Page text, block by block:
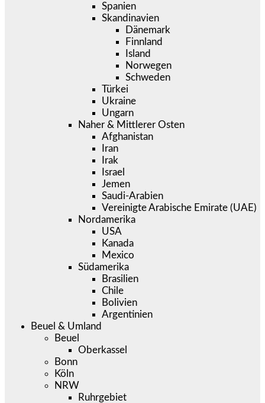
Spanien
Skandinavien
Dänemark
Finnland
Island
Norwegen
Schweden
Türkei
Ukraine
Ungarn
Naher & Mittlerer Osten
Afghanistan
Iran
Irak
Israel
Jemen
Saudi-Arabien
Vereinigte Arabische Emirate (UAE)
Nordamerika
USA
Kanada
Mexico
Südamerika
Brasilien
Chile
Bolivien
Argentinien
Beuel & Umland
Beuel
Oberkassel
Bonn
Köln
NRW
Ruhrgebiet